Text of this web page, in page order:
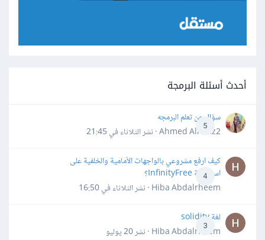
أحدث أسئلة البرمجة
5
سؤال عن تعلم البرمجه
Ahmed Alhafiz2 · نشر
الثلاثاء في 21:45
4
كيف ارفع مشروعي بالواجهات الأمامية والخلفية على
استضافة InfinityFree؟
Hiba Abdalrheem · نشر
الثلاثاء في 16:50
3
لغة solidity
Hiba Abdalrheem · نشر
20 يوليو